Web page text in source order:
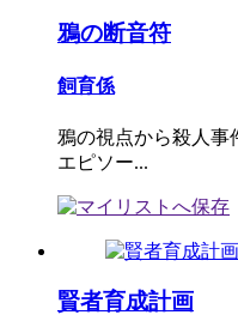
鴉の断音符
飼育係
鴉の視点から殺人事
エピソー...
賢者育成計画